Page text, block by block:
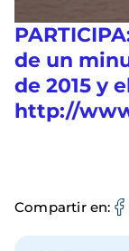
de un
de 2015 y
http://
Compartir en